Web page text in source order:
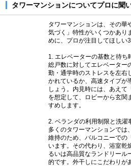
タワーマンションについてプロに聞
タワーマンションは、その華
気づく」特性がいくつかあり
めに、プロが注目してほしい
1. エレベーターの基数と待ち
総戸数に対してエレベーター
勤・通学時のストレスを左右
かれているか、高速タイプが
しょう。内見時には、あえて
を想定して、ロビーから玄関
すめします。
2. ベランダの利用制限と洗濯
多くのタワーマンションでは
維持のため、バルコニーでの
います。その代わり、浴室乾
るいは高品質なランドリール
的です。外干しにこだわりが